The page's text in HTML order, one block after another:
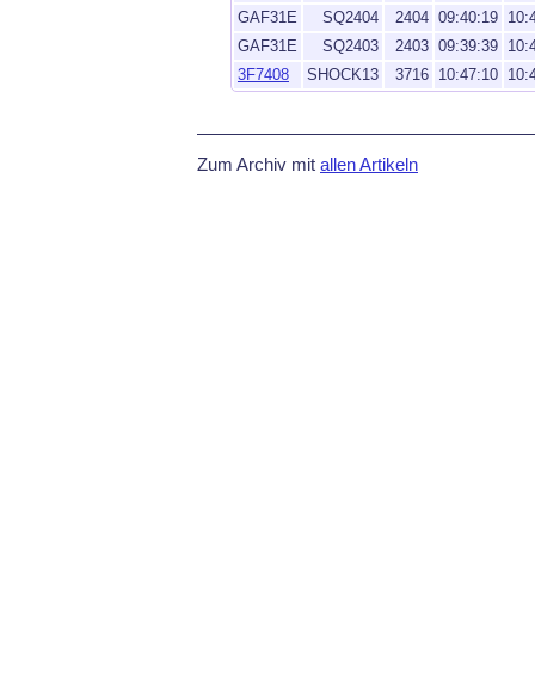
GAF31E
SQ2404 2404 09:40:19
GAF31E
SQ2403 2403 09:39:39
3F7408
SHOCK13 3716 10:47:10
Zum Archiv mit allen Artikeln